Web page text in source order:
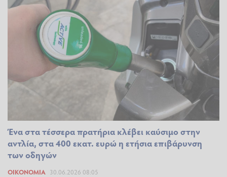
Ένα στα τέσσερα πρατήρια κλέβει καύσιμο στην
αντλία, στα 400 εκατ. ευρώ η ετήσια επιβάρυνση
των οδηγών
ΟΙΚΟΝΟΜΊΑ 30.06.2026 08:05